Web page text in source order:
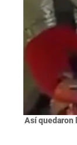
Así quedaron